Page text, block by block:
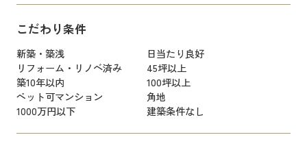
こだわり条件
新築・築浅
日当たり良好
リフォーム・リノベ済み
45坪以上
築10年以内
100坪以上
ペット可マンション
角地
1000万円以下
建築条件なし